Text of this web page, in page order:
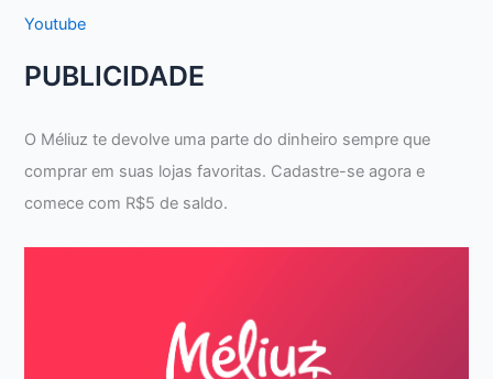
Youtube
PUBLICIDADE
O Méliuz te devolve uma parte do dinheiro sempre que
comprar em suas lojas favoritas. Cadastre-se agora e
comece com R$5 de saldo.